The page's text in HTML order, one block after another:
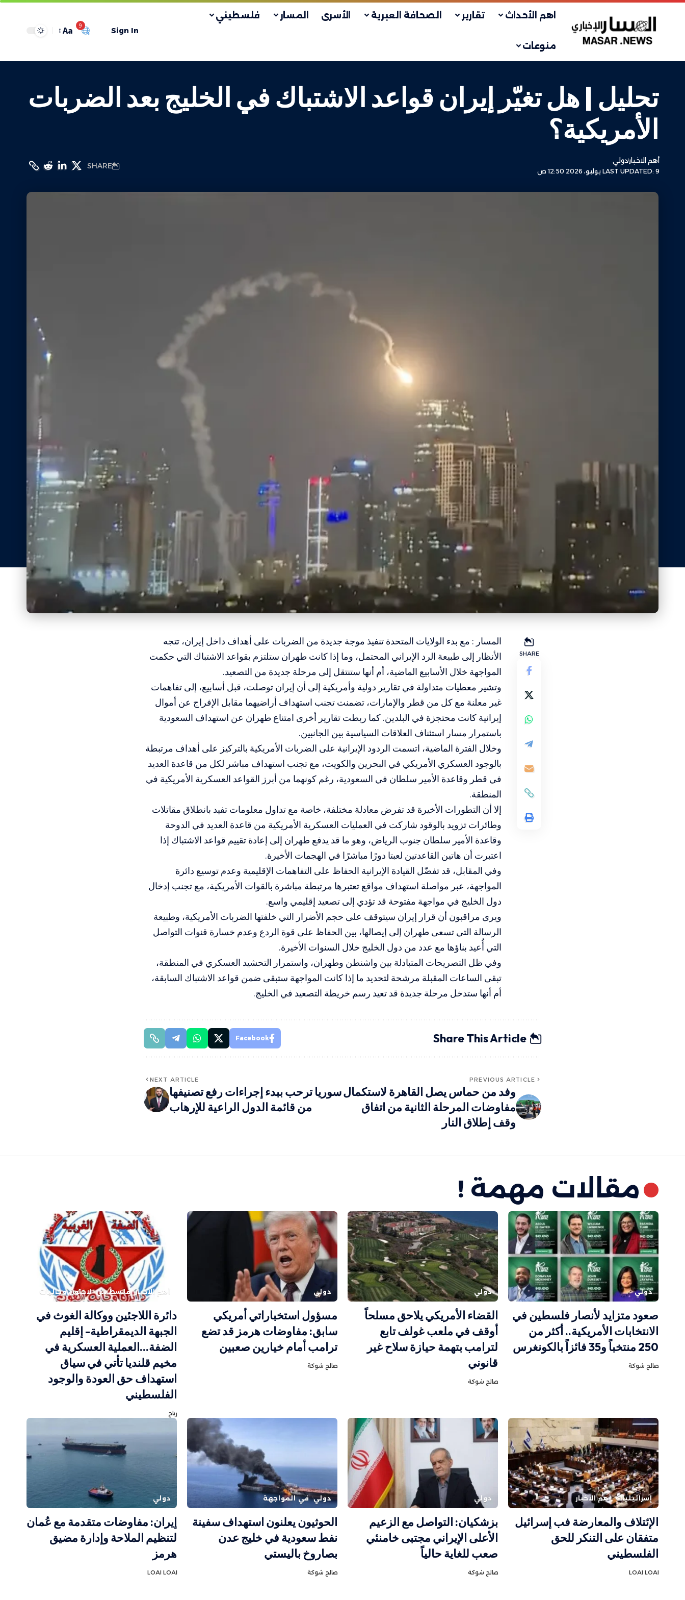
اهم الأحداث تقارير الصحافة العبرية الأسرى المسار فلسطيني
منوعات
Sign In
9
Aa
تحليل | هل تغيّر إيران قواعد الاشتباك في الخليج بعد الضربات
الأمريكية؟
LAST UPDATED: 9 يوليو، 2026 12:50 ص
أهم الاخباردولي
SHARE
SHARE
المسار : مع بدء الولايات المتحدة تنفيذ موجة جديدة من الضربات على أهداف داخل إيران، تتجه
الأنظار إلى طبيعة الرد الإيراني المحتمل، وما إذا كانت طهران ستلتزم بقواعد الاشتباك التي حكمت
المواجهة خلال الأسابيع الماضية، أم أنها ستنتقل إلى مرحلة جديدة من التصعيد.
وتشير معطيات متداولة في تقارير دولية وأمريكية إلى أن إيران توصلت، قبل أسابيع، إلى تفاهمات
غير معلنة مع كل من قطر والإمارات، تضمنت تجنب استهداف أراضيهما مقابل الإفراج عن أموال
إيرانية كانت محتجزة في البلدين. كما ربطت تقارير أخرى امتناع طهران عن استهداف السعودية
باستمرار مسار استئناف العلاقات السياسية بين الجانبين.
وخلال الفترة الماضية، اتسمت الردود الإيرانية على الضربات الأمريكية بالتركيز على أهداف مرتبطة
بالوجود العسكري الأمريكي في البحرين والكويت، مع تجنب استهداف مباشر لكل من قاعدة العديد
في قطر وقاعدة الأمير سلطان في السعودية، رغم كونهما من أبرز القواعد العسكرية الأمريكية في
المنطقة.
إلا أن التطورات الأخيرة قد تفرض معادلة مختلفة، خاصة مع تداول معلومات تفيد بانطلاق مقاتلات
وطائرات تزويد بالوقود شاركت في العمليات العسكرية الأمريكية من قاعدة العديد في الدوحة
وقاعدة الأمير سلطان جنوب الرياض، وهو ما قد يدفع طهران إلى إعادة تقييم قواعد الاشتباك إذا
اعتبرت أن هاتين القاعدتين لعبتا دورًا مباشرًا في الهجمات الأخيرة.
وفي المقابل، قد تفضّل القيادة الإيرانية الحفاظ على التفاهمات الإقليمية وعدم توسيع دائرة
المواجهة، عبر مواصلة استهداف مواقع تعتبرها مرتبطة مباشرة بالقوات الأمريكية، مع تجنب إدخال
دول الخليج في مواجهة مفتوحة قد تؤدي إلى تصعيد إقليمي واسع.
ويرى مراقبون أن قرار إيران سيتوقف على حجم الأضرار التي خلفتها الضربات الأمريكية، وطبيعة
الرسالة التي تسعى طهران إلى إيصالها، بين الحفاظ على قوة الردع وعدم خسارة قنوات التواصل
التي أُعيد بناؤها مع عدد من دول الخليج خلال السنوات الأخيرة.
وفي ظل التصريحات المتبادلة بين واشنطن وطهران، واستمرار التحشيد العسكري في المنطقة،
تبقى الساعات المقبلة مرشحة لتحديد ما إذا كانت المواجهة ستبقى ضمن قواعد الاشتباك السابقة،
أم أنها ستدخل مرحلة جديدة قد تعيد رسم خريطة التصعيد في الخليج.
Share This Article
Facebook
PREVIOUS ARTICLE
وفد من حماس يصل القاهرة لاستكمال
مفاوضات المرحلة الثانية من اتفاق
وقف إطلاق النار
NEXT ARTICLE
سوريا ترحب ببدء إجراءات رفع تصنيفها
من قائمة الدول الراعية للإرهاب
مقالات مهمة !
دولي
صعود متزايد لأنصار فلسطين في
الانتخابات الأمريكية.. أكثر من
250 منتخباً و35 فائزاً بالكونغرس
صالح شوكة
دولي
القضاء الأمريكي يلاحق مسلحاً
أوقف في ملعب غولف تابع
لترامب بتهمة حيازة سلاح غير
قانوني
صالح شوكة
دولي
مسؤول استخباراتي أمريكي
سابق: مفاوضات هرمز قد تضع
ترامب أمام خيارين صعبين
صالح شوكة
أهم الاخبار فلسطيني لاجئون وجاليات
دائرة اللاجئين ووكالة الغوث في
الجبهة الديمقراطية- إقليم
الضفة…العملية العسكرية في
مخيم قلنديا تأتي في سياق
استهداف حق العودة والوجود
الفلسطيني
رباح
إسرائيليات أهم الاخبار
الإئتلاف والمعارضة فب إسرائيل
متفقان على التنكر للحق
الفلسطيني
LOAI LOAI
دولي
بزشكيان: التواصل مع الزعيم
الأعلى الإيراني مجتبى خامنئي
صعب للغاية حالياً
صالح شوكة
دولي في المواجهة
الحوثيون يعلنون استهداف سفينة
نفط سعودية في خليج عدن
بصاروخ باليستي
صالح شوكة
دولي
إيران: مفاوضات متقدمة مع عُمان
لتنظيم الملاحة وإدارة مضيق
هرمز
LOAI LOAI